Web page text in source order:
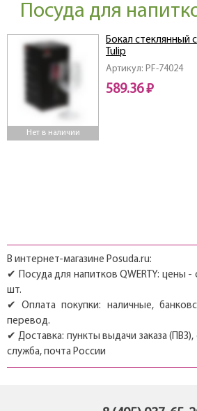
Посуда для
Нет в наличии
Артикул: PF-74024
Бокал стеклянный
Tulip
589.36 ₽
В интернет-магазине Posuda.ru:
✔ Посуда для напитков QWERTY: цены
шт.
✔ Оплата покупки: наличные,
перевод.
✔ Доставка: пункты выдачи заказа
служба, почта России